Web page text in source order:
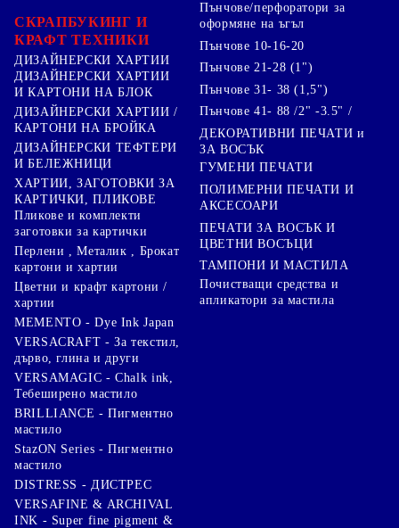
СКРАПБУКИНГ И
КРАФТ ТЕХНИКИ
ДИЗАЙНЕРСКИ ХАРТИИ
ДИЗАЙНЕРСКИ ХАРТИИ
И КАРТОНИ НА БЛОК
ДИЗАЙНЕРСКИ ХАРТИИ /
КАРТОНИ НА БРОЙКА
ДИЗАЙНЕРСКИ ТЕФТЕРИ
И БЕЛЕЖНИЦИ
ХАРТИИ, ЗАГОТОВКИ ЗА
КАРТИЧКИ, ПЛИКОВЕ
Пликове и комплекти
заготовки за картички
Перлени , Металик , Брокат
картони и хартии
Цветни и крафт картони /
хартии
Пънчове/перфоратори за
оформяне на ъгъл
Пънчове 10-16-20
Пънчове 21-28 (1")
Пънчове 31- 38 (1,5")
Пънчове 41- 88 /2" -3.5" /
ДЕКОРАТИВНИ ПЕЧАТИ и
ЗА ВОСЪК
ГУМЕНИ ПЕЧАТИ
ПОЛИМЕРНИ ПЕЧАТИ И
АКСЕСОАРИ
ПЕЧАТИ ЗА ВОСЪК И
ЦВЕТНИ ВОСЪЦИ
ТАМПОНИ И МАСТИЛА
Почистващи средства и
апликатори за мастила
MEMENTO - Dye Ink Japan
VERSACRAFT - За текстил,
дърво, глина и други
VERSAMAGIC - Chalk ink,
Тебеширено мастило
BRILLIANCE - Пигментно
мастило
StazON Series - Пигментно
мастило
DISTRESS - ДИСТРЕС
VERSAFINE & ARCHIVAL
INK - Super fine pigment &